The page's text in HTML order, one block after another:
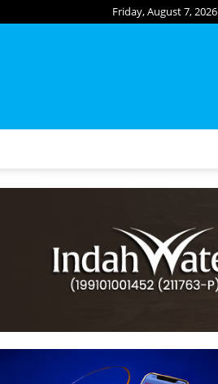
Friday, August 7, 2026